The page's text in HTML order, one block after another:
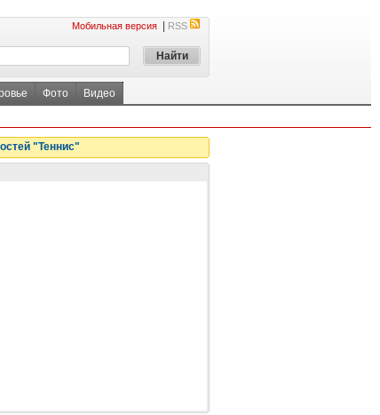
Мобильная версия RSS
Фото
Видео
"Теннис"